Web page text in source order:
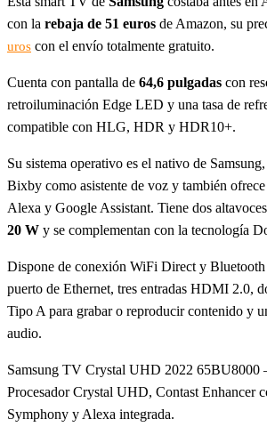
con la rebaja de 51 euros de Amazon, su
uros con el envío totalmente gratuito.
Cuenta con pantalla de 64,6 pulgadas con
retroiluminación Edge LED y una tasa de
compatible con HLG, HDR y HDR10+.
Su sistema operativo es el nativo de Samsung,
Bixby como asistente de voz y también
Alexa y Google Assistant. Tiene dos
20 W y se complementan con la tecnología
Dispone de conexión WiFi Direct y Bluetooth
puerto de Ethernet, tres entradas HDMI 2.0,
Tipo A para grabar o reproducir contenido y
audio.
Samsung TV Crystal UHD 2022 65BU8000
Procesador Crystal UHD, Contast Enhancer
Symphony y Alexa integrada.